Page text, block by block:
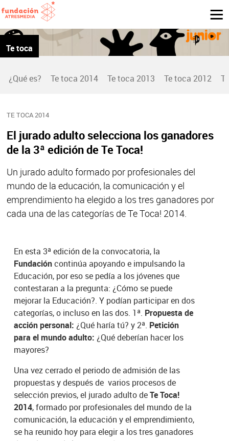
Te toca
¿Qué es? Te toca 2014 Te toca 2013 Te toca 2012
TE TOCA 2014
El jurado adulto selecciona los ganadores
de la 3ª edición de Te Toca!
Un jurado adulto formado por profesionales del
mundo de la educación, la comunicación y el
emprendimiento ha elegido a los tres ganadores por
cada una de las categorías de Te Toca! 2014.
En esta 3ª edición de la convocatoria, la
Fundacióncontinúa apoyando e impulsando la
Educación, por eso se pedía a los jóvenes que
contestaran a la pregunta: ¿Cómo se puede
mejorar la Educación?. Y podían participar en dos
categorías, o incluso en las dos. 1ª. Propuesta de
acción personal: ¿Qué haría tú? y 2ª. Petición
para el mundo adulto: ¿Qué deberían hacer los
mayores?
Una vez cerrado el periodo de admisión de las
propuestas y después de varios procesos de
selección previos, el jurado adulto deTe Toca!
2014, formado por profesionales del mundo de la
comunicación, la educación y el emprendimiento,
se ha reunido hoy para elegir a los tres ganadores